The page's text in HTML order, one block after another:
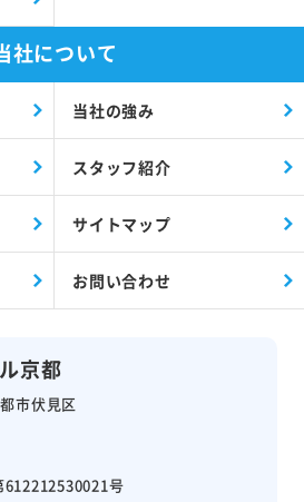
京都
市伏見区
612212530021号
社について
当社の強み
スタッフ紹介
サイトマップ
お問い合わせ